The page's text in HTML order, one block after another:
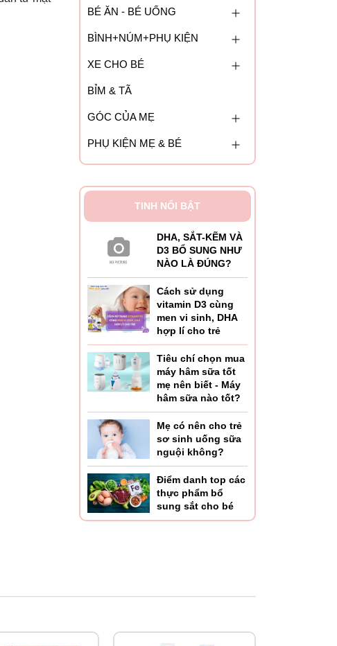
BÉ ĂN - BÉ UỐNG
BÌNH+NÚM+PHỤ KIỆN
XE CHO BÉ
BỈM & TÃ
GÓC CỦA MẸ
PHỤ KIỆN MẸ & BÉ
TINH NỔI BẬT
DHA, SẮT-KẼM VÀ
D3 BỔ SUNG NHƯ
NÀO LÀ ĐÚNG?
Cách sử dụng
vitamin D3 cùng
men vi sinh, DHA
hợp lí cho trẻ
Tiêu chí chọn mua
máy hâm sữa tốt
mẹ nên biết - Máy
hâm sữa nào tốt?
Mẹ có nên cho trẻ
sơ sinh uống sữa
nguội không?
Điểm danh top các
thực phẩm bổ
sung sắt cho bé